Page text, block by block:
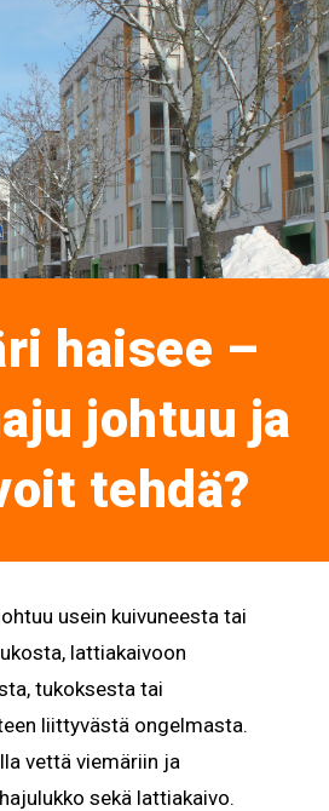
haisee –
johtuu ja
tehdä?
usein kuivuneesta tai
lattiakaivoon
tukoksesta tai
liittyvästä ongelmasta.
vettä viemäriin ja
sekä lattiakaivo.